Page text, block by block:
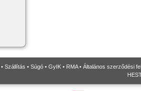
• Szállítás • Súgó • GyIK • RMA• Általános szerződési